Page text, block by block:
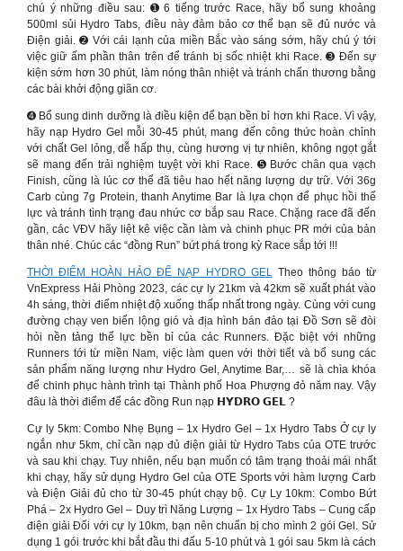
chú ý những điều sau: ➊ 6 tiếng trước Race, hãy bổ sung khoảng
500ml sủi Hydro Tabs, điều này đảm bảo cơ thể bạn sẽ đủ nước và
Điện giải. ➋ Với cái lạnh của miền Bắc vào sáng sớm, hãy chú ý tới
việc giữ ấm phần thân trên để tránh bị sốc nhiệt khi Race. ➌ Đến sự
kiện sớm hơn 30 phút, làm nóng thân nhiệt và tránh chấn thương bằng
các bài khởi động giãn cơ.
➍ Bổ sung dinh dưỡng là điều kiện để bạn bền bỉ hơn khi Race. Vì vậy,
hãy nạp Hydro Gel mỗi 30-45 phút, mang đến công thức hoàn chỉnh
với chất Gel lỏng, dễ hấp thụ, cùng hương vị tự nhiên, không ngọt gắt
sẽ mang đến trải nghiệm tuyệt vời khi Race. ➎ Bước chân qua vạch
Finish, cũng là lúc cơ thể đã tiêu hao hết năng lượng dự trữ. Với 36g
Carb cùng 7g Protein, thanh Anytime Bar là lựa chọn để phục hồi thể
lực và tránh tình trạng đau nhức cơ bắp sau Race. Chặng race đã đến
gần, các VĐV hãy liệt kê việc cần làm và chinh phục PR mới của bản
thân nhé. Chúc các “đồng Run” bứt phá trong kỳ Race sắp tới !!!
THỜI ĐIỂM HOÀN HẢO ĐỂ NẠP HYDRO GELTheo thông báo từ
VnExpress Hải Phòng 2023, các cự ly 21km và 42km sẽ xuất phát vào
4h sáng, thời điểm nhiệt độ xuống thấp nhất trong ngày. Cùng với cung
đường chạy ven biển lộng gió và địa hình bán đảo tại Đồ Sơn sẽ đòi
hỏi nền tảng thể lực bền bỉ của các Runners. Đặc biệt với những
Runners tới từ miền Nam, việc làm quen với thời tiết và bổ sung các
sản phẩm năng lượng như Hydro Gel, Anytime Bar,… sẽ là chìa khóa
để chinh phục hành trình tại Thành phố Hoa Phượng đỏ năm nay. Vậy
đâu là thời điểm để các đồng Run nạp 𝗛𝗬𝗗𝗥𝗢 𝗚𝗘𝗟 ?
Cự ly 5km: Combo Nhẹ Bụng – 1x Hydro Gel – 1x Hydro Tabs Ở cự ly
ngắn như 5km, chỉ cần nạp đủ điện giải từ Hydro Tabs của OTE trước
và sau khi chạy. Tuy nhiên, nếu bạn muốn có tâm trạng thoải mái nhất
khi chạy, hãy sử dụng Hydro Gel của OTE Sports với hàm lượng Carb
và Điện Giải đủ cho từ 30-45 phút chạy bộ. Cự Ly 10km: Combo Bứt
Phá – 2x Hydro Gel – Duy trì Năng Lượng – 1x Hydro Tabs – Cung cấp
điện giải Đối với cự ly 10km, bạn nên chuẩn bị cho mình 2 gói Gel. Sử
dụng 1 gói trước khi bắt đầu thi đấu 5-10 phút và 1 gói sau 5km là cách